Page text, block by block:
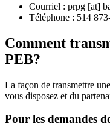
Courriel : prpg [at]
Téléphone : 514
Comment
PEB?
La façon de transmettre
vous disposez et du
Pour les demandes